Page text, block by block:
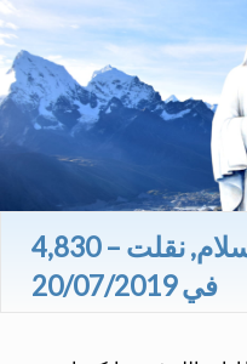
4,830 – رسالة سيدتنا ملكة السلام, نقلت
في 20/07/2019